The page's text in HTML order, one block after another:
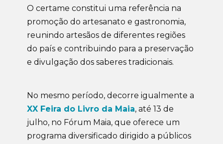
O certame constitui uma referência na
promoção do artesanato e gastronomia,
reunindo artesãos de diferentes regiões
do país e contribuindo para a preservação
e divulgação dos saberes tradicionais.
No mesmo período, decorre igualmente a
XX Feira do Livro da Maia, até 13 de
julho, no Fórum Maia, que oferece um
programa diversificado dirigido a públicos